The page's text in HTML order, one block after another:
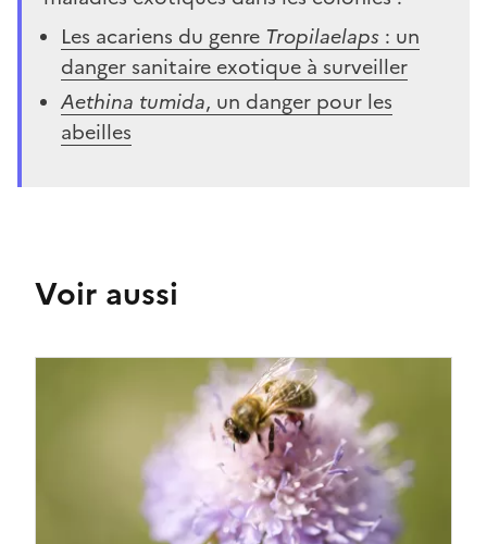
Les acariens du genre Tropilaelaps : un
danger sanitaire exotique à surveiller
Aethina tumida, un danger pour les
abeilles
Voir aussi